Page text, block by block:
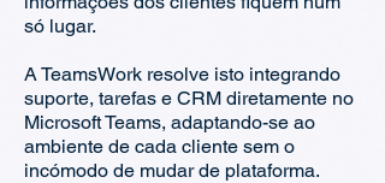
só lugar.
A TeamsWork resolve isto integrando
suporte, tarefas e CRM diretamente no
Microsoft Teams, adaptando-se ao
ambiente de cada cliente sem o
incómodo de mudar de plataforma.